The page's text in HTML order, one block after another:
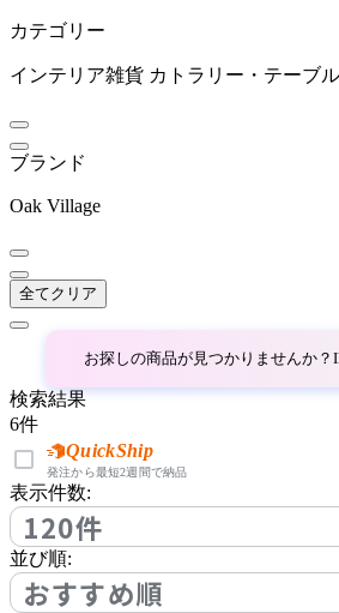
ヴィトラ
カテゴリー
インテリア雑貨 カトラリー・テーブ
ブランド
Oak Village
全てクリア
お探しの商品が見つかりませんか？
検索結果
6件
QuickShip
発注から最短2週間で納品
表示件数:
120件
並び順:
おすすめ順